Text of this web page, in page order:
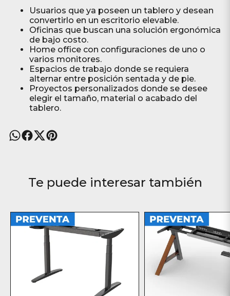
Usuarios que ya poseen un tablero y desean
convertirlo en un escritorio elevable.
Oficinas que buscan una solución ergonómica
de bajo costo.
Home office con configuraciones de uno o
varios monitores.
Espacios de trabajo donde se requiera
alternar entre posición sentada y de pie.
Proyectos personalizados donde se desee
elegir el tamaño, material o acabado del
tablero.
Te puede interesar también